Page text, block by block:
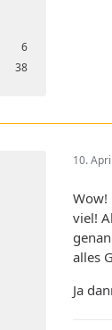
6
38
10.
Wow!
viel!
alles
Ja